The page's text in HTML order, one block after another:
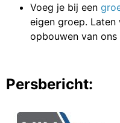
Voeg je bij een
eigen groep.
opbouwen van ons
Persbericht: